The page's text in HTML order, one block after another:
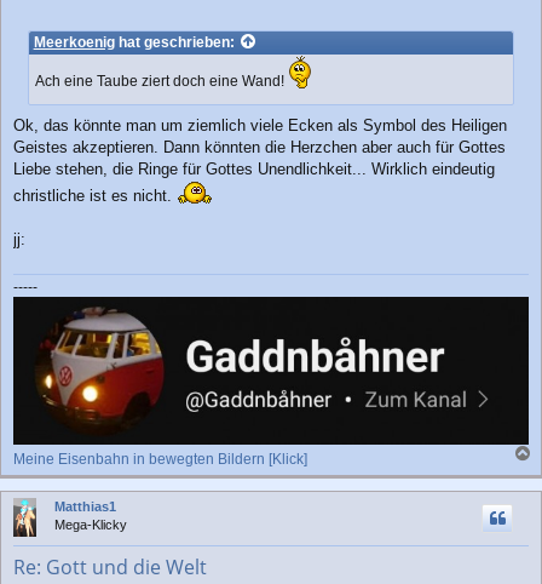
Meerkoenighat geschrieben:
Ach eine Taube ziert doch eine Wand!
Ok, das könnte man um ziemlich viele Ecken als Symbol des Heiligen
Geistes akzeptieren. Dann könnten die Herzchen aber auch für Gottes
Liebe stehen, die Ringe für Gottes Unendlichkeit... Wirklich eindeutig
christliche ist es nicht.
jj:
-----
Meine Eisenbahn in bewegten Bildern [Klick]
a
c
Matthias1
Mega-Klicky
Re: Gott und die Welt